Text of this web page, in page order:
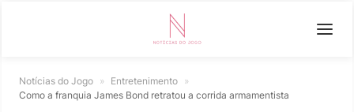
Notícias do Jogo » Entretenimento »
Como a franquia James Bond retratou a corrida armamentista